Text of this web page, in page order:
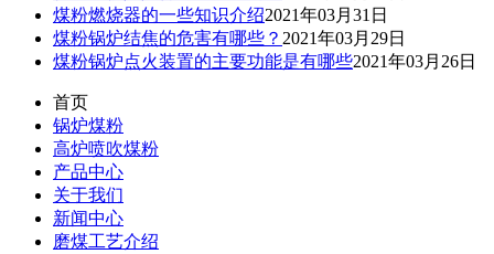
煤粉燃烧器的一些知识介绍2021年03月31日
煤粉锅炉结焦的危害有哪些？ 2021年03月29日
煤粉锅炉点火装置的主要功能是有哪些2021年03月26日
首页
锅炉煤粉
高炉喷吹煤粉
产品中心
关于我们
新闻中心
磨煤工艺介绍